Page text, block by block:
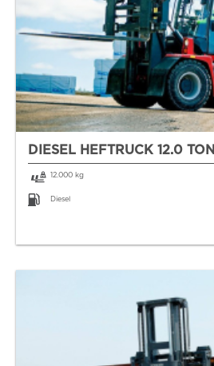
DIESEL HEFTRUCK 12.0 TON
12.000 kg
Diesel